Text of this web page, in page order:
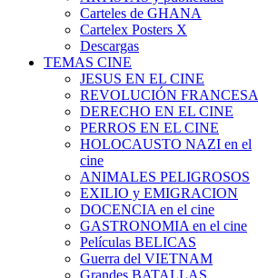
Carteles de GHANA
Cartelex Posters X
Descargas
TEMAS CINE
JESUS EN EL CINE
REVOLUCIÓN FRANCESA
DERECHO EN EL CINE
PERROS EN EL CINE
HOLOCAUSTO NAZI en el
cine
ANIMALES PELIGROSOS
EXILIO y EMIGRACION
DOCENCIA en el cine
GASTRONOMIA en el cine
Películas BELICAS
Guerra del VIETNAM
Grandes BATALLAS